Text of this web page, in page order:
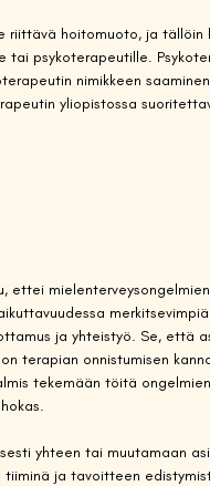
riittävä hoitomuoto, ja
tai psykoterapeutille.
nimikkeen
yliopistossa
ettei
ja yhteistyö. Se, että
terapian onnistumisen
tekemään töitä
yhteen tai muutamaan
ja tavoitteen